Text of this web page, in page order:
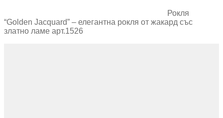
Рокля
“Golden Jacquard” – елегантна рокля от жакард със
златно ламе арт.1526